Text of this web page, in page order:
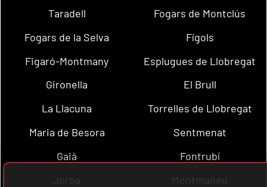
Taradell
Fogars de Montclús
Fogars de la Selva
Fígols
Figaró-Montmany
Esplugues de Llobregat
Gironella
El Brull
La Llacuna
Torrelles de Llobregat
Maria de Besora
Sentmenat
Gaià
Fontrubí
Jorba
Montmaneu